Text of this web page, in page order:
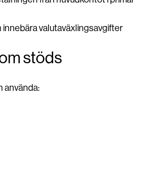
innebära valutaväxlingsavgifter
stöds
använda: